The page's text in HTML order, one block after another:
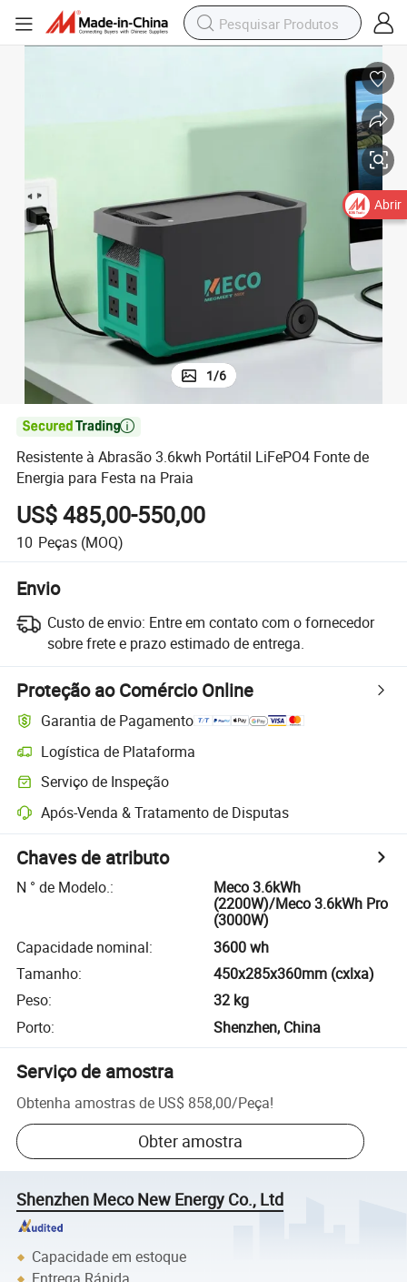
1/6

Resistente à Abrasão 3.6kwh Portátil LiFePO4 Fonte de
Energia para Festa na Praia
US$ 485,00-550,00
10 Peças (MOQ)
Envio
Custo de envio: Entre em contato com o fornecedor
sobre frete e prazo estimado de entrega.
Proteção ao Comércio Online
Garantia de Pagamento
Logística de Plataforma
Serviço de Inspeção
Após-Venda & Tratamento de Disputas
Chaves de atributo
N ° de Modelo.:
Meco 3.6kWh
(2200W)/Meco 3.6kWh Pro
(3000W)
Capacidade nominal:
3600 wh
Tamanho:
450x285x360mm (cxlxa)
Peso:
32 kg
Porto: Shenzhen, China
Serviço de amostra
Obtenha amostras de US$ 858,00/Peça!
Obter amostra
Shenzhen Meco New Energy Co., Ltd
Capacidade em estoque
Abrir